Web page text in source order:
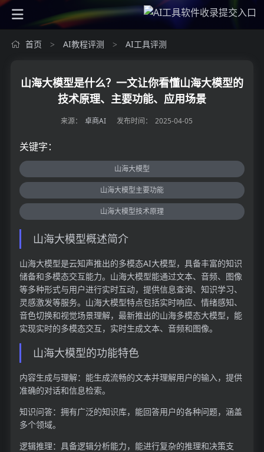
首页 > AI教程评测 > AI工具评测
山海大模型是什么？一文让你看懂山海大模型的
技术原理、主要功能、应用场景
来源： 卓商AI 发布时间： 2025-04-05
关键字：
山海大模型
山海大模型主要功能
山海大模型技术原理
山海大模型概述简介
山海大模型是云知声推出的多模态AI大模型，具备丰富的知识
储备和多模态交互能力。山海大模型能通过文本、音频、图像
等多种形式与用户进行实时互动，提供信息查询、知识学习、
灵感激发等服务。山海大模型特点包括实时响应、情绪感知、
音色切换和视觉场景理解，最新推出的山海多模态大模型，能
实现实时的多模态交互，实时生成文本、音频和图像。
山海大模型的功能特色
内容生成与理解：能生成流畅的文本并理解用户的输入，提供
准确的对话和信息检索。
知识问答：拥有广泛的知识库，能回答用户的各种问题，涵盖
多个领域。
逻辑推理：具备逻辑分析能力，能进行复杂的推理和决策支